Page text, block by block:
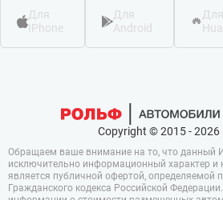
Для
IPhone
Для
Android
Для
Copyright © 2015 -
Обращаем ваше внимание на то, что данный
исключительно информационный характер и
является публичной офертой, определяемой
Гражданского кодекса Российской